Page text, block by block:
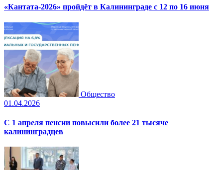
«Кантата-2026» пройдёт в Калининграде с 12 по 16 июня
Общество
01.04.2026
С 1 апреля пенсии повысили более 21 тысяче
калининградцев